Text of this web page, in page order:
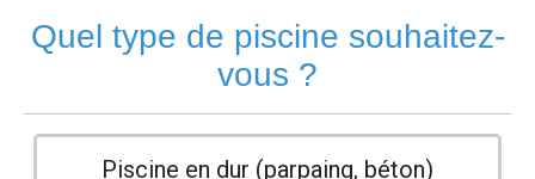
Quel type de piscine souhaitez-
vous ?
Piscine en dur (parpaing, béton)